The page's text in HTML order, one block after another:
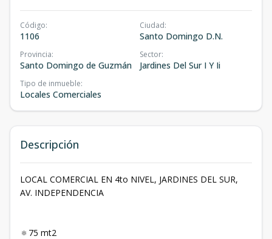
Código:
1106
Ciudad:
Santo Domingo D.N.
Provincia:
Santo Domingo de Guzmán
Sector:
Jardines Del Sur I Y Ii
Tipo de inmueble:
Locales Comerciales
Descripción
LOCAL COMERCIAL EN 4to NIVEL, JARDINES DEL SUR,
AV. INDEPENDENCIA
🔅75 mt2